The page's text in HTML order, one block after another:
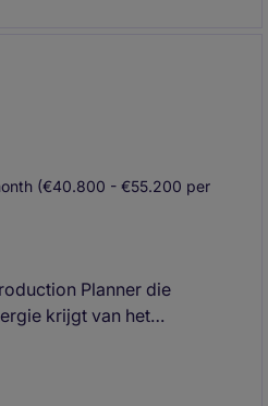
en Quality Assurance. Je
(€40.800 - €55.200 per
Planner die
krijgt van het
te houden,
te analyseren en scenario's